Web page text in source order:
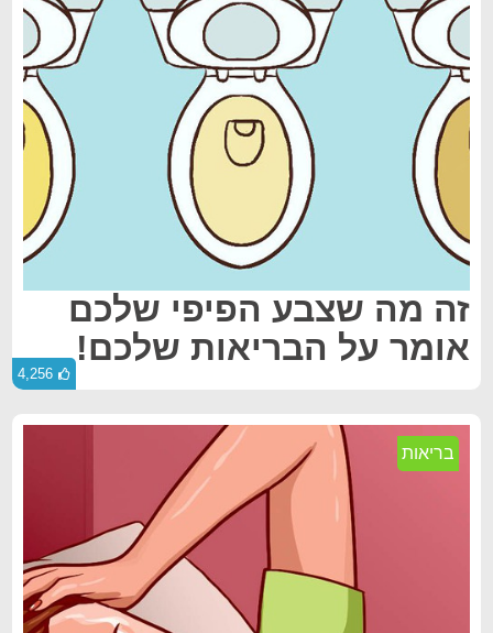
זה מה שצבע הפיפי שלכם
אומר על הבריאות שלכם!
4,256
בריאות